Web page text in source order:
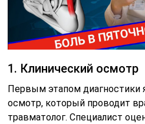
1. Клинический осмотр
Первым этапом диагностики
осмотр, который проводит
травматолог. Специалист